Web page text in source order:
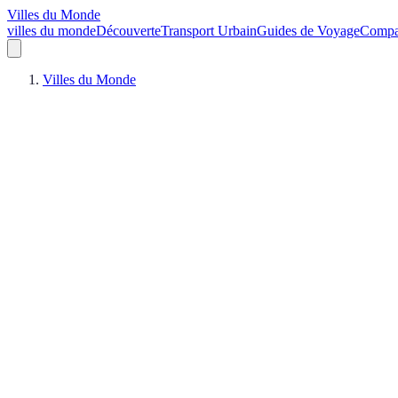
Villes du Monde
villes du mondeDécouverteTransport UrbainGuides de Voyage
Villes du Monde